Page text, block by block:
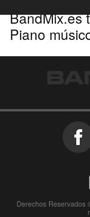
BandMix.es
Piano
Derechos